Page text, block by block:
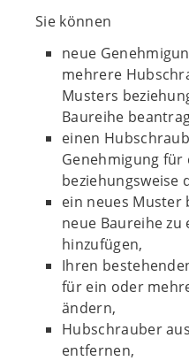
Sie können
neue
mehrere
Musters
Baureihe
einen
Genehmigung
beziehungsweise
ein neues Muster
neue Baureihe
hinzufügen,
Ihren
für ein oder
ändern,
Hubschrauber
entfernen,